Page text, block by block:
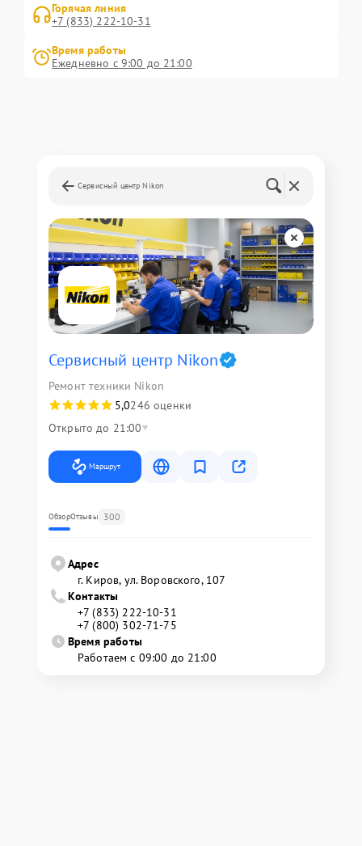
Горячая линия
+7 (833) 222-10-31
Время работы
Ежедневно с 9:00 до 21:00
Сервисный центр Nikon
Сервисный центр Nikon
Ремонт техники Nikon
5,0246 оценки
Открыто до 21:00
Маршрут
ОбзорОтзывы 300
Адрес
г. Киров, ул. Воровского, 107
Контакты
+7 (833) 222-10-31
+7 (800) 302-71-75
Время работы
Работаем с 09:00 до 21:00